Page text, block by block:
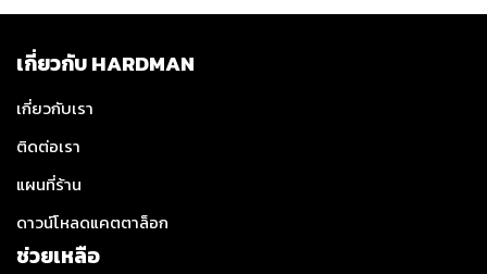
เกี่ยวกับ HARDMAN
เกี่ยวกับเรา
ติดต่อเรา
แผนที่ร้าน
ดาวน์โหลดแคตตาล็อก
ช่วยเหลือ